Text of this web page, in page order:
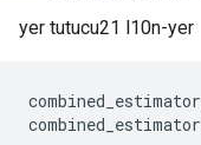
  }
yer tutucu21 l10n-yer
combined_estimator
combined_estimator